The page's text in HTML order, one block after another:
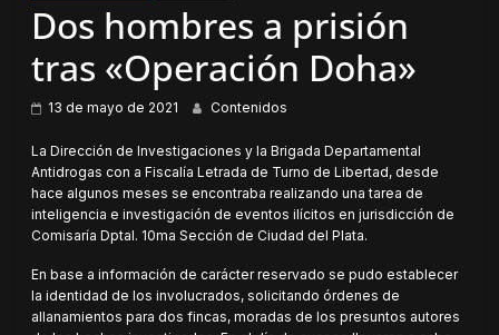
Dos hombres a prisión
tras «Operación Doha»
13 de mayo de 2021 Contenidos
La Dirección de Investigaciones y la Brigada Departamental
Antidrogas con a Fiscalía Letrada de Turno de Libertad, desde
hace algunos meses se encontraba realizando una tarea de
inteligencia e investigación de eventos ilícitos en jurisdicción de
Comisaría Dptal. 10ma Sección de Ciudad del Plata.
En base a información de carácter reservado se pudo establecer
la identidad de los involucrados, solicitando órdenes de
allanamientos para dos fincas, moradas de los presuntos autores